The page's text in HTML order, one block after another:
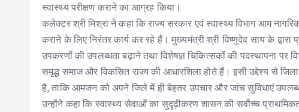
स्वास्थ्य परीक्षण कराने का आग्रह किया।
कलेक्टर श्री मिश्रा ने कहा कि राज्य सरकार एवं स्वास्थ्य विभाग आम
कराने के लिए निरंतर कार्य कर रहे हैं। मुख्यमंत्री श्री विष्णुदेव साय के
उपकरणों की उपलब्धता बढ़ाने तथा विशेषज्ञ चिकित्सकों की पदस्थापना पर
समृद्ध समाज और विकसित राज्य की आधारशिला होते हैं। इसी उद्देश्य से
है, ताकि आमजन को अपने जिले में ही बेहतर उपचार और जांच सुविधाएं
उन्होंने कहा कि स्वास्थ्य सेवाओं का सुदृढ़ीकरण शासन की सर्वाेच्च